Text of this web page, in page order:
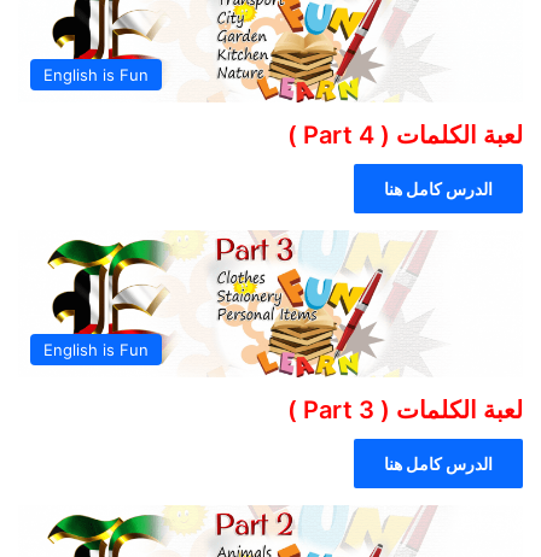
English is Fun
لعبة الكلمات ( Part 4 )
الدرس كامل هنا
English is Fun
لعبة الكلمات ( Part 3 )
الدرس كامل هنا